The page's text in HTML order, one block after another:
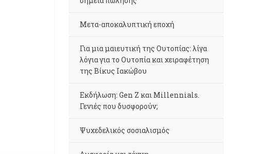
Μετα-αποκαλυπτική εποχή
Για μια μαιευτική της Ουτοπίας: λίγα
λόγια για το Ουτοπία και χειραφέτηση
της Βίκυς Ιακώβου
Εκδήλωση: Gen Z και Millennials.
Γενιές που δυσφορούν;
Ψυχεδελικός σοσιαλισμός